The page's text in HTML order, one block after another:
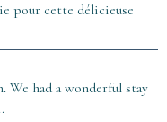
pour cette délicieuse
had a wonderful stay